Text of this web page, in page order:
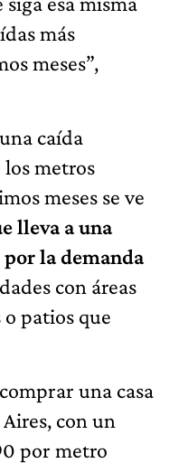
más
meses”,
caída
metros
meses se ve
lleva a una
la demanda
con áreas
patios que
una casa
con un
por metro